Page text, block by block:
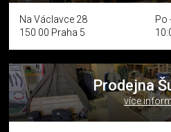
Na Václavce 28
150 00 Praha 5
Po
Prodejna
více